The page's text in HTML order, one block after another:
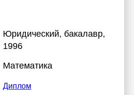
Юридический, бакалавр,
1996
Математика
Диплом